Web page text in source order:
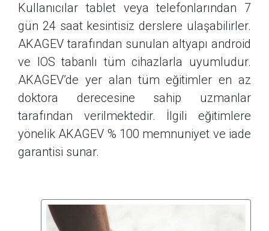
Kullanıcılar tablet veya telefonlarından 7
gün 24 saat kesintisiz derslere ulaşabilirler.
AKAGEV tarafından sunulan altyapı android
ve IOS tabanlı tüm cihazlarla uyumludur.
AKAGEV’de yer alan tüm eğitimler en az
doktora derecesine sahip uzmanlar
tarafından verilmektedir. İlgili eğitimlere
yönelik AKAGEV % 100 memnuniyet ve iade
garantisi sunar.